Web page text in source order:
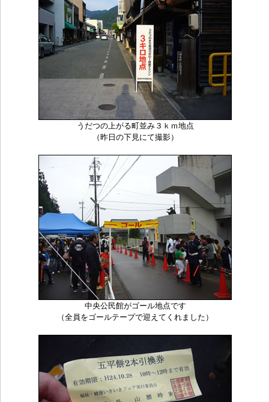
うだつの上がる町並み３ｋｍ地点
（昨日の下見にて撮影）
中央公民館がゴール地点です
（全員をゴールテープで迎えてくれました）